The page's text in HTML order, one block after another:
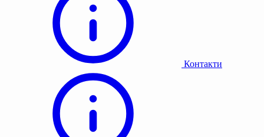
Контакти